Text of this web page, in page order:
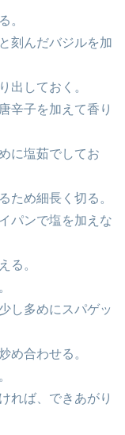
。
んだバジルを加
しておく。
子を加えて香り
に塩茹でしてお
め細長く切る。
ンで塩を加えな
る。
多めにスパゲッ
合わせる。
ば、できあがり